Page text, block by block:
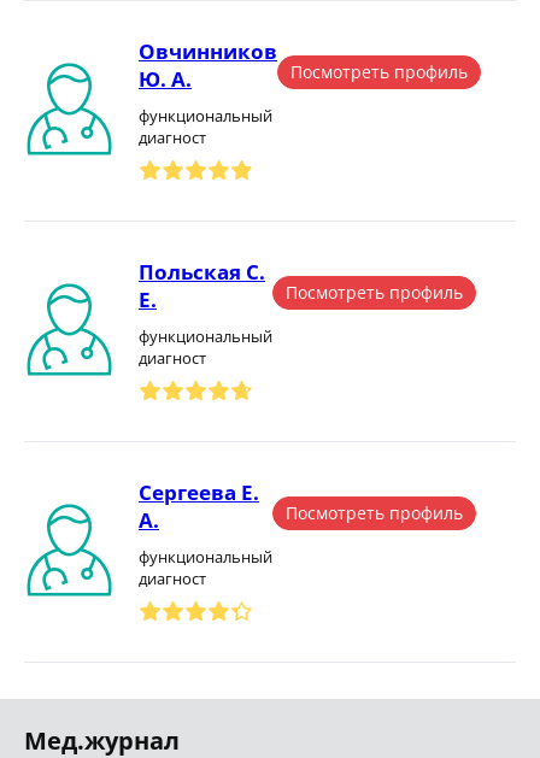
Овчинников
Ю. А.
функциональный
диагност
Посмотреть профиль
Польская С.
Е.
функциональный
диагност
Посмотреть профиль
Сергеева Е.
А.
функциональный
диагност
Посмотреть профиль
Мед.журнал